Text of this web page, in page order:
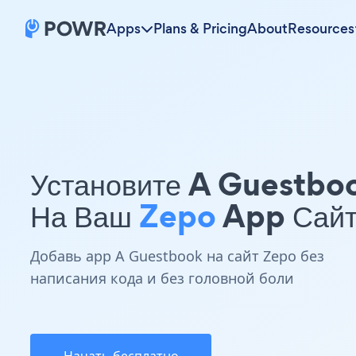
Apps Plans & PricingAboutResources
Установите A
На Ваш ZepoApp
Добавь app A Guestbook на сайт Zepo без
написания кода и без головной боли